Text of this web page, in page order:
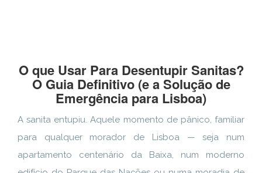
O que Usar Para Desentupir Sanitas?
O Guia Definitivo (e a Solução de
Emergência para Lisboa)
A sanita entupiu. Aquele momento de pânico, familiar
para qualquer morador de Lisboa — seja num
apartamento centenário da Baixa, num moderno